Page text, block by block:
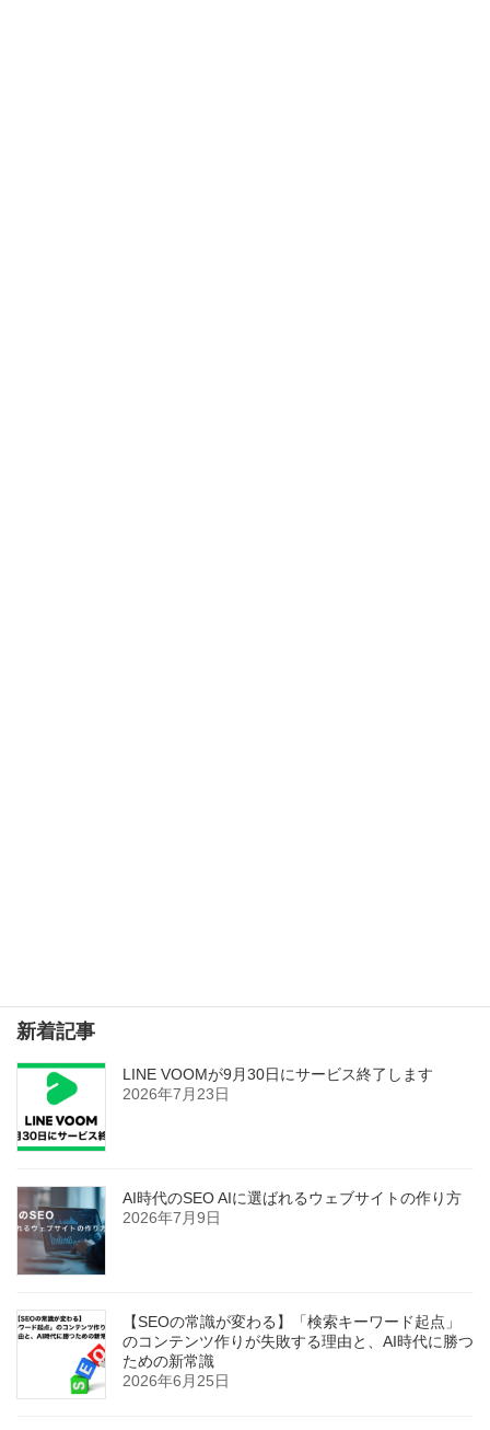
新着記事
LINE VOOMが9月30日にサービス終了します
2026年7月23日
AI時代のSEO AIに選ばれるウェブサイトの作り方
2026年7月9日
【SEOの常識が変わる】「検索キーワード起点」
のコンテンツ作りが失敗する理由と、AI時代に勝つ
ための新常識
2026年6月25日